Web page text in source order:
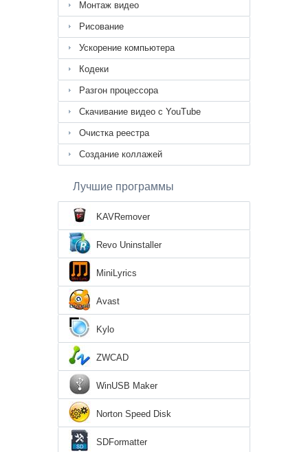
Монтаж видео
Рисование
Ускорение компьютера
Кодеки
Разгон процессора
Скачивание видео с YouTube
Очистка реестра
Создание коллажей
Лучшие программы
KAVRemover
Revo Uninstaller
MiniLyrics
Avast
Kylo
ZWCAD
WinUSB Maker
Norton Speed Disk
SDFormatter